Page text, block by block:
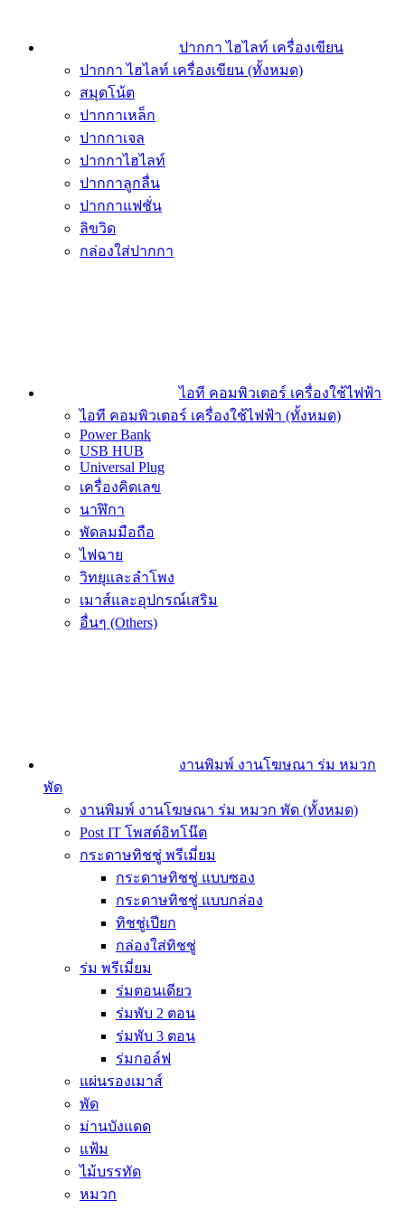
ปากกา ไฮไลท์ เครื่องเขียน
ปากกา ไฮไลท์ เครื่องเขียน (ทั้งหมด)
สมุดโน้ต
ปากกาเหล็ก
ปากกาเจล
ปากกาไฮไลท์
ปากกาลูกลื่น
ปากกาแฟชั่น
ลิขวิด
กล่องใส่ปากกา
ไอที คอมพิวเตอร์ เครื่องใช้ไฟฟ้า
ไอที คอมพิวเตอร์ เครื่องใช้ไฟฟ้า (ทั้งหมด)
Power Bank
USB HUB
Universal Plug
เครื่องคิดเลข
นาฬิกา
พัดลมมือถือ
ไฟฉาย
วิทยุและลำโพง
เมาส์และอุปกรณ์เสริม
อื่นๆ (Others)
งานพิมพ์ งานโฆษณา ร่ม หมวก
พัด
งานพิมพ์ งานโฆษณา ร่ม หมวก พัด (ทั้งหมด)
Post IT โพสต์อิทโน๊ต
กระดาษทิชชู่ พรีเมี่ยม
กระดาษทิชชู่ แบบซอง
กระดาษทิชชู่ แบบกล่อง
ทิชชู่เปียก
กล่องใส่ทิชชู่
ร่ม พรีเมี่ยม
ร่มตอนเดียว
ร่มพับ 2 ตอน
ร่มพับ 3 ตอน
ร่มกอล์ฟ
แผ่นรองเมาส์
พัด
ม่านบังแดด
แฟ้ม
ไม้บรรทัด
หมวก